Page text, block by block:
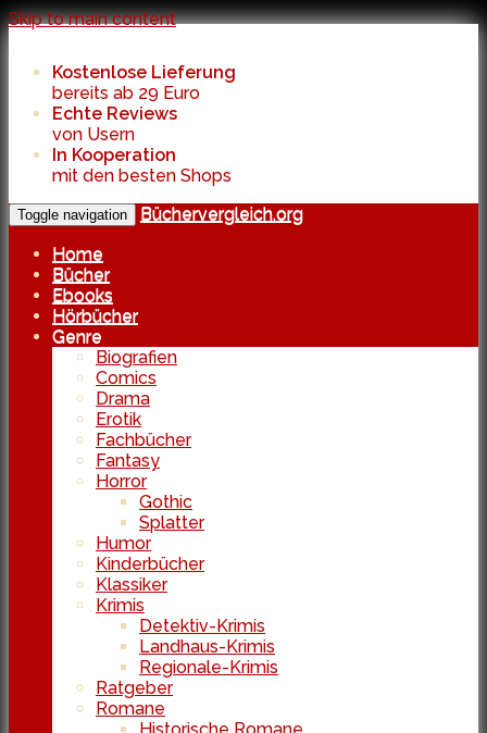
Skip to main content
Kostenlose Lieferung
bereits ab 29 Euro
Echte Reviews
von Usern
In Kooperation
mit den besten Shops
Toggle navigation
Büchervergleich.org
Home
Bücher
Ebooks
Hörbücher
Genre
Biografien
Comics
Drama
Erotik
Fachbücher
Fantasy
Horror
Gothic
Splatter
Humor
Kinderbücher
Klassiker
Krimis
Detektiv-Krimis
Landhaus-Krimis
Regionale-Krimis
Ratgeber
Romane